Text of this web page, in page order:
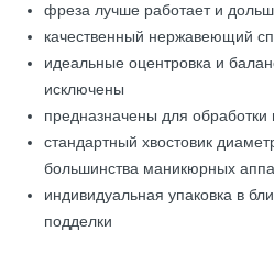
фреза лучше работает и
качественный нержавеющий
идеальные оцентровка и
исключены
предназначены для обработки
стандартный хвостовик
большинства маникюрных
индивидуальная упаковка в
подделки